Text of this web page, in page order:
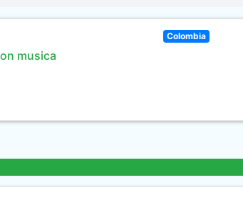
musica
Colombia